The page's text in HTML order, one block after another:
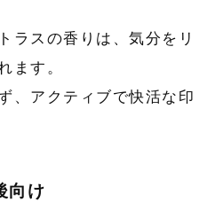
ラスの香りは、気分をリ
ます。
、アクティブで快活な印
向け